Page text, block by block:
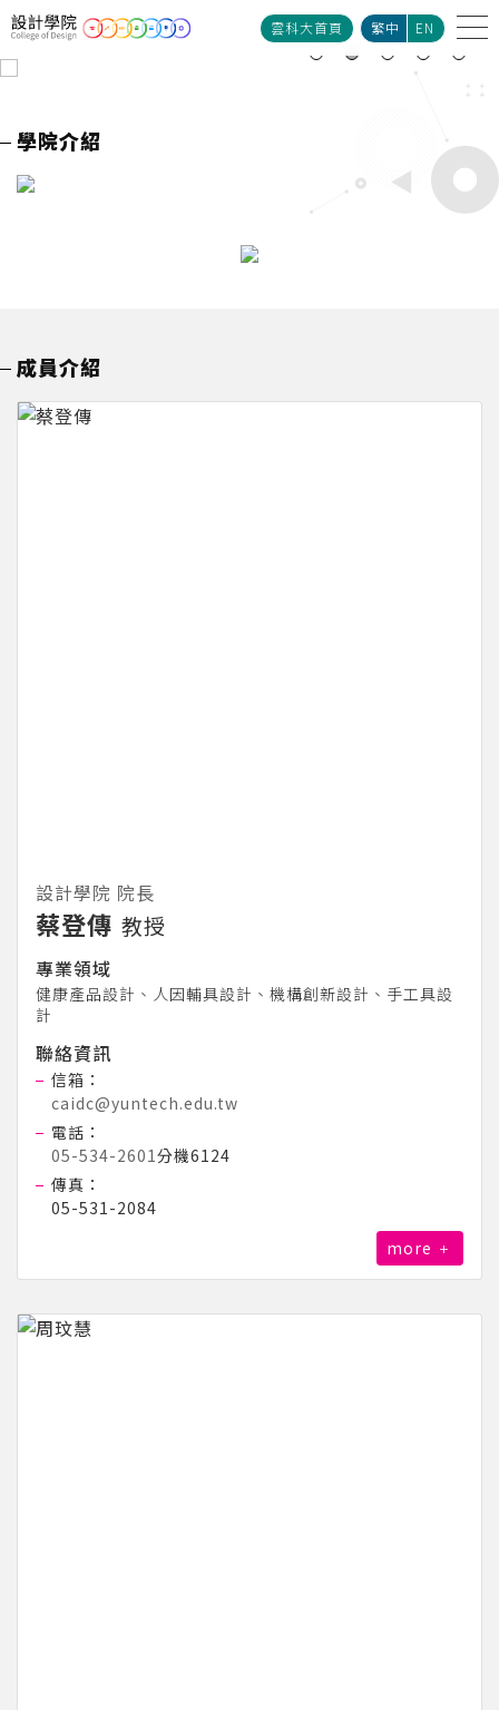
雲科大首頁 繁中 EN
學院介紹
成員介紹
設計學院 院長
蔡登傳 教授
專業領域
健康產品設計、人因輔具設計、機構創新設計、手工具設
計
聯絡資訊
信箱：
caidc@yuntech.edu.tw
電話：
05-534-2601分機6124
傳真：
05-531-2084
more